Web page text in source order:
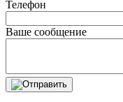
Телефон
Ваше сообщение